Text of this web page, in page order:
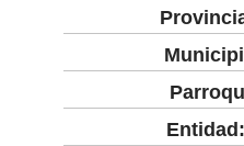
Entidad: